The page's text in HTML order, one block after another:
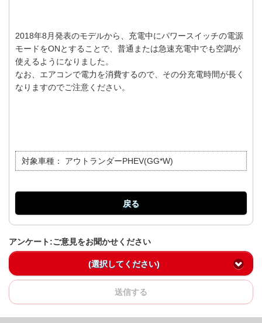
2018年8月発表のモデルから、充電中にパワースイッチの電源
モードをONとすることで、普通または急速充電中でも空調が
使えるようになりました。
なお、エアコンで電力を消費するので、その分充電時間が長く
なりますのでご注意ください。
対象車種： アウトランダーPHEV(GG*W)
戻る
アンケート:ご意見をお聞かせください
(選択してください)
送信する